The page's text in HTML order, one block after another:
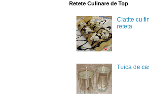
Retete Culinare de Top
Clatite cu
reteta
Tuica de